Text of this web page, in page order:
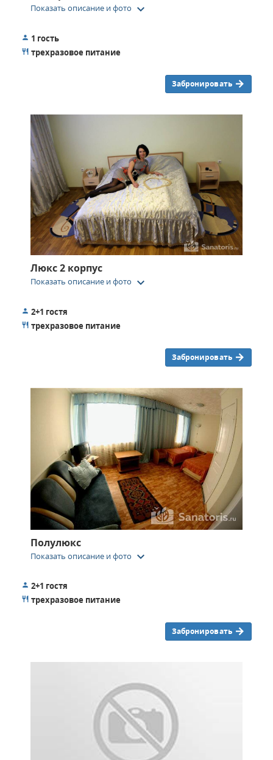
Показать описание и фото keyboard_arrow_down
1 гость
трехразовое питание
Забронировать
Люкс 2 корпус
Показать описание и фото keyboard_arrow_down
2+1 гостя
трехразовое питание
Забронировать
Полулюкс
Показать описание и фото keyboard_arrow_down
2+1 гостя
трехразовое питание
Забронировать